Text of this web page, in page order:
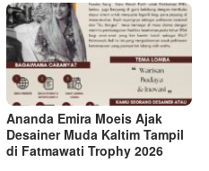
Ananda Emira Moeis Ajak
Desainer Muda Kaltim Tampil
di Fatmawati Trophy 2026